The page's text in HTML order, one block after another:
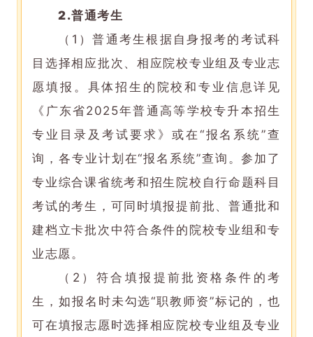
2.普通考生
（1）普通考生根据自身报考的考试科
目选择相应批次、相应院校专业组及专业志
愿填报。具体招生的院校和专业信息详见
《广东省2025年普通高等学校专升本招生
专业目录及考试要求》或在“报名系统”查
询，各专业计划在“报名系统”查询。参加了
专业综合课省统考和招生院校自行命题科目
考试的考生，可同时填报提前批、普通批和
建档立卡批次中符合条件的院校专业组和专
业志愿。
（2）符合填报提前批资格条件的考
生，如报名时未勾选“职教师资”标记的，也
可在填报志愿时选择相应院校专业组及专业